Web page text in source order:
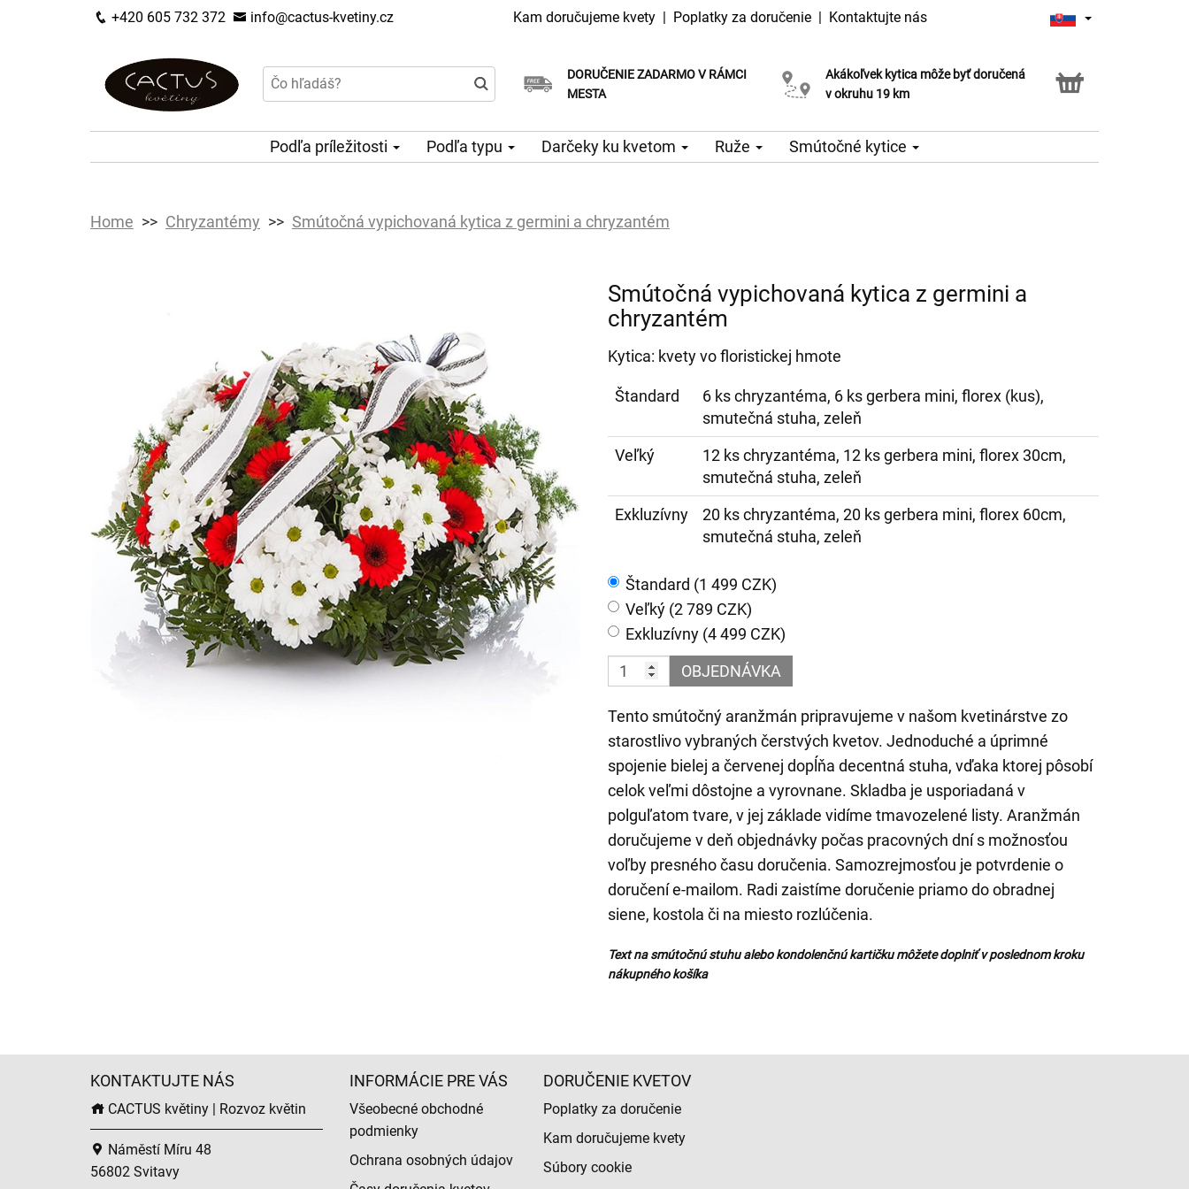
+420 605 732 372 info@cactus-kvetiny.cz Kam doručujeme kvety | Poplatky za doručenie | Kontaktujte nás
DORUČENIE ZADARMO V RÁMCI
MESTA
Akákoľvek kytica môže byť doručená
v okruhu 19 km
Služba Click & Collect
Podľa príležitosti Podľa typu Darčeky ku kvetom Ruže Smútočné kytice
Home Chryzantémy Smútočná vypichovaná kytica z germini a chryzantém
Smútočná vypichovaná kytica z germini a
chryzantém
Kytica: kvety vo floristickej hmote
Štandard
6 ks chryzantéma, 6 ks gerbera mini, florex (kus),
smutečná stuha, zeleň
Veľký
12 ks chryzantéma, 12 ks gerbera mini, florex 30cm,
smutečná stuha, zeleň
Exkluzívny
20 ks chryzantéma, 20 ks gerbera mini, florex 60cm,
smutečná stuha, zeleň
Štandard (1 499 CZK)
Veľký (2 789 CZK)
Exkluzívny (4 499 CZK)
OBJEDNÁVKA
Tento smútočný aranžmán pripravujeme v našom kvetinárstve zo
starostlivo vybraných čerstvých kvetov. Jednoduché a úprimné
spojenie bielej a červenej dopĺňa decentná stuha, vďaka ktorej pôsobí
celok veľmi dôstojne a vyrovnane. Skladba je usporiadaná v
polguľatom tvare, v jej základe vidíme tmavozelené listy. Aranžmán
doručujeme v deň objednávky počas pracovných dní s možnosťou
voľby presného času doručenia. Samozrejmosťou je potvrdenie o
doručení e-mailom. Radi zaistíme doručenie priamo do obradnej
siene, kostola či na miesto rozlúčenia.
Text na smútočnú stuhu alebo kondolenčnú kartičku môžete doplniť v poslednom kroku
nákupného košíka
KONTAKTUJTE NÁS
CACTUS květiny | Rozvoz květin
Náměstí Míru 48
56802 Svitavy
INFORMÁCIE PRE VÁS
Všeobecné obchodné
podmienky
Ochrana osobných údajov
DORUČENIE KVETOV
Poplatky za doručenie
Kam doručujeme kvety
Súbory cookie